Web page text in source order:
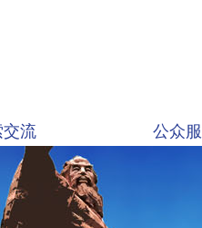
交流 公众